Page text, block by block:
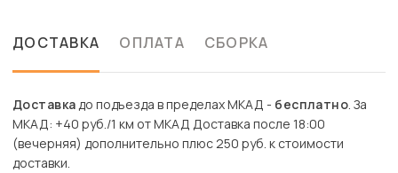
ДОСТАВКА ОПЛАТА СБОРКА
Доставкадо подъезда в пределах МКАД - бесплатно. За
МКАД: +40 руб./1 км от МКАД Доставка после 18:00
(вечерняя) дополнительно плюс 250 руб. к стоимости
доставки.